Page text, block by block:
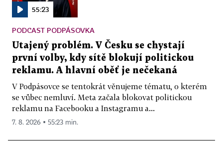
55:23
PODCAST PODPÁSOVKA
Utajený problém. V Česku se chystají
první volby, kdy sítě blokují politickou
reklamu. A hlavní oběť je nečekaná
V Podpásovce se tentokrát věnujeme tématu, o kterém
se vůbec nemluví. Meta začala blokovat politickou
reklamu na Facebooku a Instagramu a...
7. 8. 2026 ▪ 55:23 min.